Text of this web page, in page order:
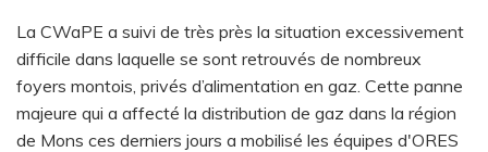
La CWaPE a suivi de très près la situation excessivement
difficile dans laquelle se sont retrouvés de nombreux
foyers montois, privés d’alimentation en gaz. Cette panne
majeure qui a affecté la distribution de gaz dans la région
de Mons ces derniers jours a mobilisé les équipes d'ORES